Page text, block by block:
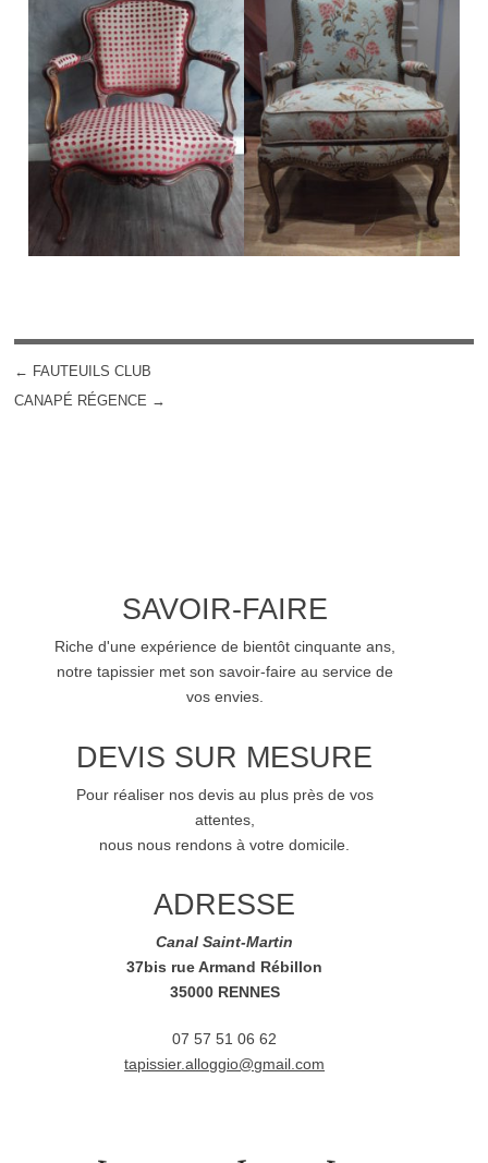
POST NAVIGATION
← FAUTEUILS CLUB
CANAPÉ RÉGENCE →
SAVOIR-FAIRE
Riche d'une expérience de bientôt cinquante ans,
notre tapissier met son savoir-faire au service de
vos envies.
DEVIS SUR MESURE
Pour réaliser nos devis au plus près de vos
attentes,
nous nous rendons à votre domicile.
ADRESSE
Canal Saint-Martin
37bis rue Armand Rébillon
35000 RENNES
07 57 51 06 62
tapissier.alloggio@gmail.com